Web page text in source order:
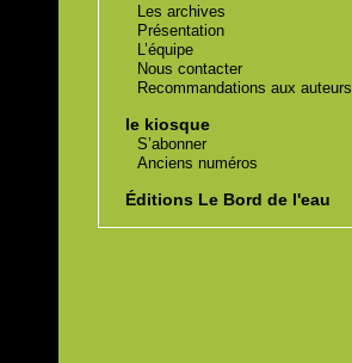
Les archives
Présentation
L’équipe
Nous contacter
Recommandations aux auteurs
le kiosque
S’abonner
Anciens numéros
Éditions Le Bord de l'eau